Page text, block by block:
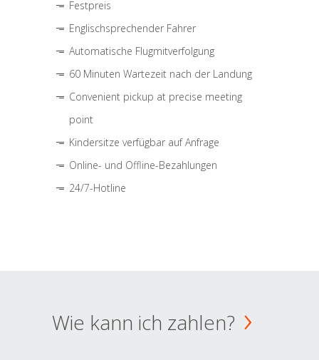
Festpreis
Englischsprechender Fahrer
Automatische Flugmitverfolgung
60 Minuten Wartezeit nach der Landung
Convenient pickup at precise meeting
point
Kindersitze verfügbar auf Anfrage
Online- und Offline-Bezahlungen
24/7-Hotline
Wie kann ich zahlen?